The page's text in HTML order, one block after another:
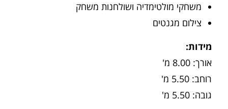
משחקי מולטימדיה ושולחנות משחק
צילום מגנטים
מידות:
אורך: 8.00 מ'
רוחב: 5.50 מ'
גובה: 5.50 מ'